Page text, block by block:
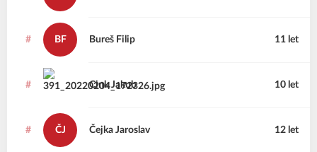
# BF Filip
Bureš 11 let
# Jakub
Cink 10 let
# ČJ Jaroslav
Čejka 12 let